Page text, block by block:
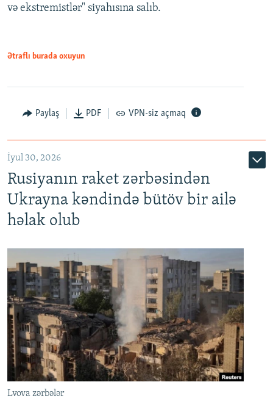
və ekstremistlər" siyahısına salıb.
Ətraflı burada oxuyun
Paylaş PDF VPN-siz açmaq
İyul 30, 2026
Rusiyanın raket zərbəsindən
Ukrayna kəndində bütöv bir ailə
həlak olub
Lvova zərbələr